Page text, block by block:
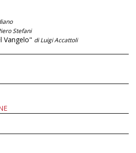
Stefani
Vangelo" di Luigi Accattoli